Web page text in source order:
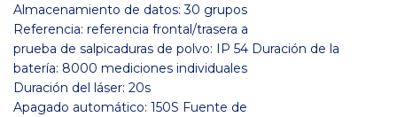
Almacenamiento de datos: 30 grupos
Referencia: referencia frontal/trasera a
prueba de salpicaduras de polvo: IP 54 Duración de la
batería: 8000 mediciones individuales
Duración del láser: 20s
Apagado automático: 150S Fuente de